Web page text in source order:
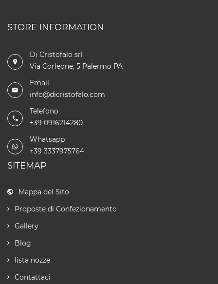
STORE INFORMATION
Di Cristofalo srl
Via Corleone, 5 Palermo PA
Email
info@dicristofalo.com
Telefono
+39 0916214280
Whatsapp
+39 3337975764
SITEMAP
Mappa del Sito
Proposte di Confezionamento
Gallery
Blog
lista nozze
Contattaci